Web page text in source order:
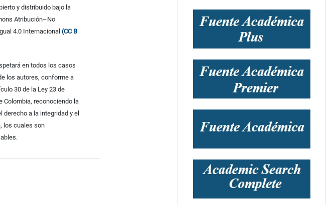
y distribuido bajo la
Atribución–No
4.0 Internacional (CC B
en todos los casos
los autores, conforme a
30 de la Ley 23 de
Colombia, reconociendo la
derecho a la integridad y el
los cuales son